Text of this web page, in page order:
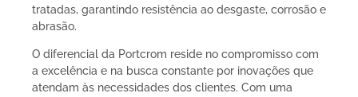
tratadas, garantindo resistência ao desgaste, corrosão e
abrasão.
O diferencial da Portcrom reside no compromisso com
a excelência e na busca constante por inovações que
atendam às necessidades dos clientes. Com uma